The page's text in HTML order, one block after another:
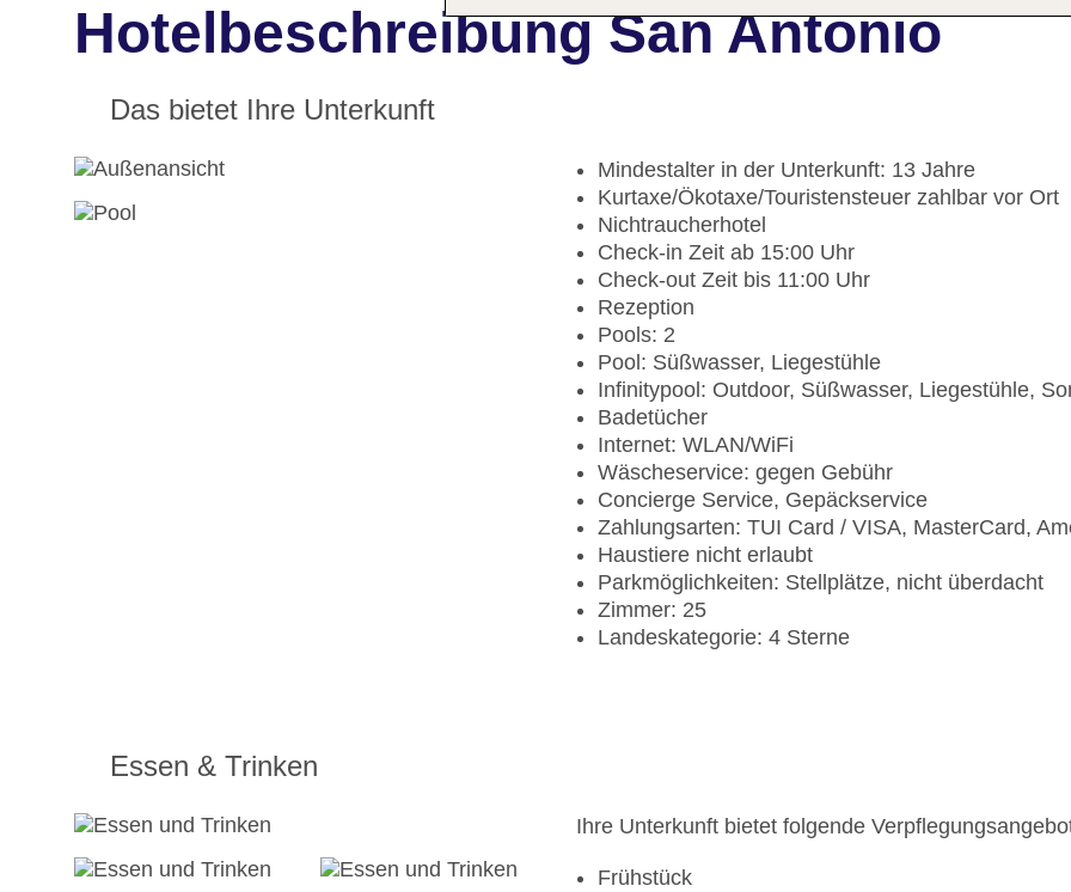
Hotelbeschreibung San Antonio
Das bietet Ihre Unterkunft
Mindestalter in der Unterkunft: 13 Jahre
Kurtaxe/Ökotaxe/Touristensteuer zahlbar vor Ort
Nichtraucherhotel
Check-in Zeit ab 15:00 Uhr
Check-out Zeit bis 11:00 Uhr
Rezeption
Pools: 2
Pool: Süßwasser, Liegestühle
Infinitypool: Outdoor, Süßwasser, Liegestühle,
Badetücher
Internet: WLAN/WiFi
Wäscheservice: gegen Gebühr
Concierge Service, Gepäckservice
Zahlungsarten: TUI Card / VISA, MasterCard,
Haustiere nicht erlaubt
Parkmöglichkeiten: Stellplätze, nicht überdacht
Zimmer: 25
Landeskategorie: 4 Sterne
Essen & Trinken
Ihre Unterkunft bietet folgende
Frühstück